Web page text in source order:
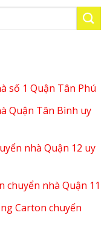
số 1 Quận Tân Phú
Quận Tân Bình uy
nhà Quận 12 uy
chuyển nhà Quận 11
Carton chuyển